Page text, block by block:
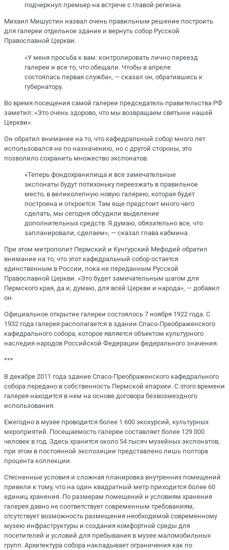
подчеркнул премьер на встрече с главой региона.
Михаил Мишустин назвал очень правильным решение построить
для галереи отдельное здание и вернуть собор Русской
Православной Церкви.
«У меня просьба к вам: контролировать лично переезд
галереи и все то, что обещали. Чтобы в апреле
состоялась первая служба», — сказал он, обратившись к
губернатору.
Во время посещения самой галереи председатель правительства РФ
заметил: «Это очень здорово, что мы возвращаем святыни нашей
Церкви».
Он обратил внимание на то, что кафедральный собор много лет
использовался не по назначению, но с другой стороны, это
позволило сохранить множество экспонатов.
«Теперь фондохранилища и все замечательные
экспонаты будут потихоньку переезжать в правильное
место, в великолепную новую галерею, которая будет
построена и откроется. Там еще предстоит много чего
сделать, мы сегодня обсудили выделение
дополнительных средств. Я думаю, обязательно все, что
запланировали, сделаем», — сказал глава кабмина.
При этом митрополит Пермский и Кунгурский Мефодий обратил
внимание на то, что этот кафедральный собор остается
единственным в России, пока не переданным Русской
Православной Церкви. «Это будет замечательным шагом для
Пермского края, да и, думаю, для всей Церкви и народа», — добавил
он.
Официальное открытие галереи состоялось 7 ноября 1922 года. С
1932 года галерея располагается в здании Спасо-Преображенского
кафедрального собора, которое является объектом культурного
наследия народов Российской Федерации федерального значения.
***
В декабре 2011 года здание Спасо-Преображенского кафедрального
собора передано в собственность Пермской епархии. С этого времени
галерея находится в нем на основе договора безвозмездного
использования.
Ежегодно в музее проводится более 1 600 экскурсий, культурных
мероприятий. Посещаемость галереи составляет более 129 000
человек в год. Здесь хранится около 54 тысяч музейных экспонатов,
при этом в постоянной экспозиции представлено лишь полтора
процента коллекции.
Стесненные условия и сложная планировка внутренних помещений
привели к тому, что на один квадратный метр приходится более 60
единиц хранения. По размерам помещений и условиям хранения
галерея давно не соответствует современным требованиям,
отсутствует возможность размещения необходимой современному
музею инфраструктуры и создания комфортной среды для
посетителей и условий для пребывания в музее маломобильных
групп. Архитектура собора накладывает ограничения как по